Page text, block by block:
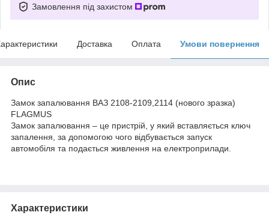
Замовлення під захистом
Доставка Оплата Умови повернення
Опис
Замок запалювання ВАЗ 2108-2109,2114 (нового зразка)
FLAGMUS
Замок запалювання – це пристрій, у який вставляється ключ
запалення, за допомогою чого відбувається запуск
автомобіля та подається живлення на електроприлади.
Характеристики